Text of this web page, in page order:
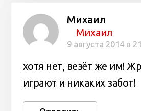
Михаил
Михаил
9 августа 2014 в
хотя нет, везёт же им!
играют и никаких забот!